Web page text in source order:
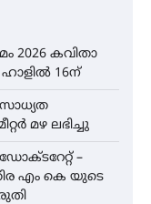
2026 കവിതാ
ഹാളിൽ 16ന്
മഴ ലഭിച്ചു
–
എം കെ യുടെ